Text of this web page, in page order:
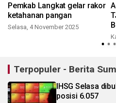
Pemkab Langkat gelar rakor
ketahanan pangan
Selasa, 4 November 2025
Terpopuler - Berita
IHSG Selasa
posisi 6.057